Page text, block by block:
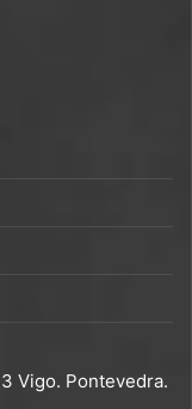
Vigo. Pontevedra.